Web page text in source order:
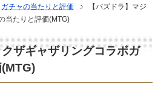
ガチャの当たりと評価
【パズドラ】マジ
当たりと評価(MTG)
ザギャザリングコラボガ